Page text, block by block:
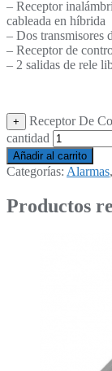
– Receptor
cableada en híbrida
– Dos transmisores
– Receptor de
– 2 salidas de rele
+
Receptor De
cantidad
Añadir al carrito
Categorías: Alarmas,
Productos